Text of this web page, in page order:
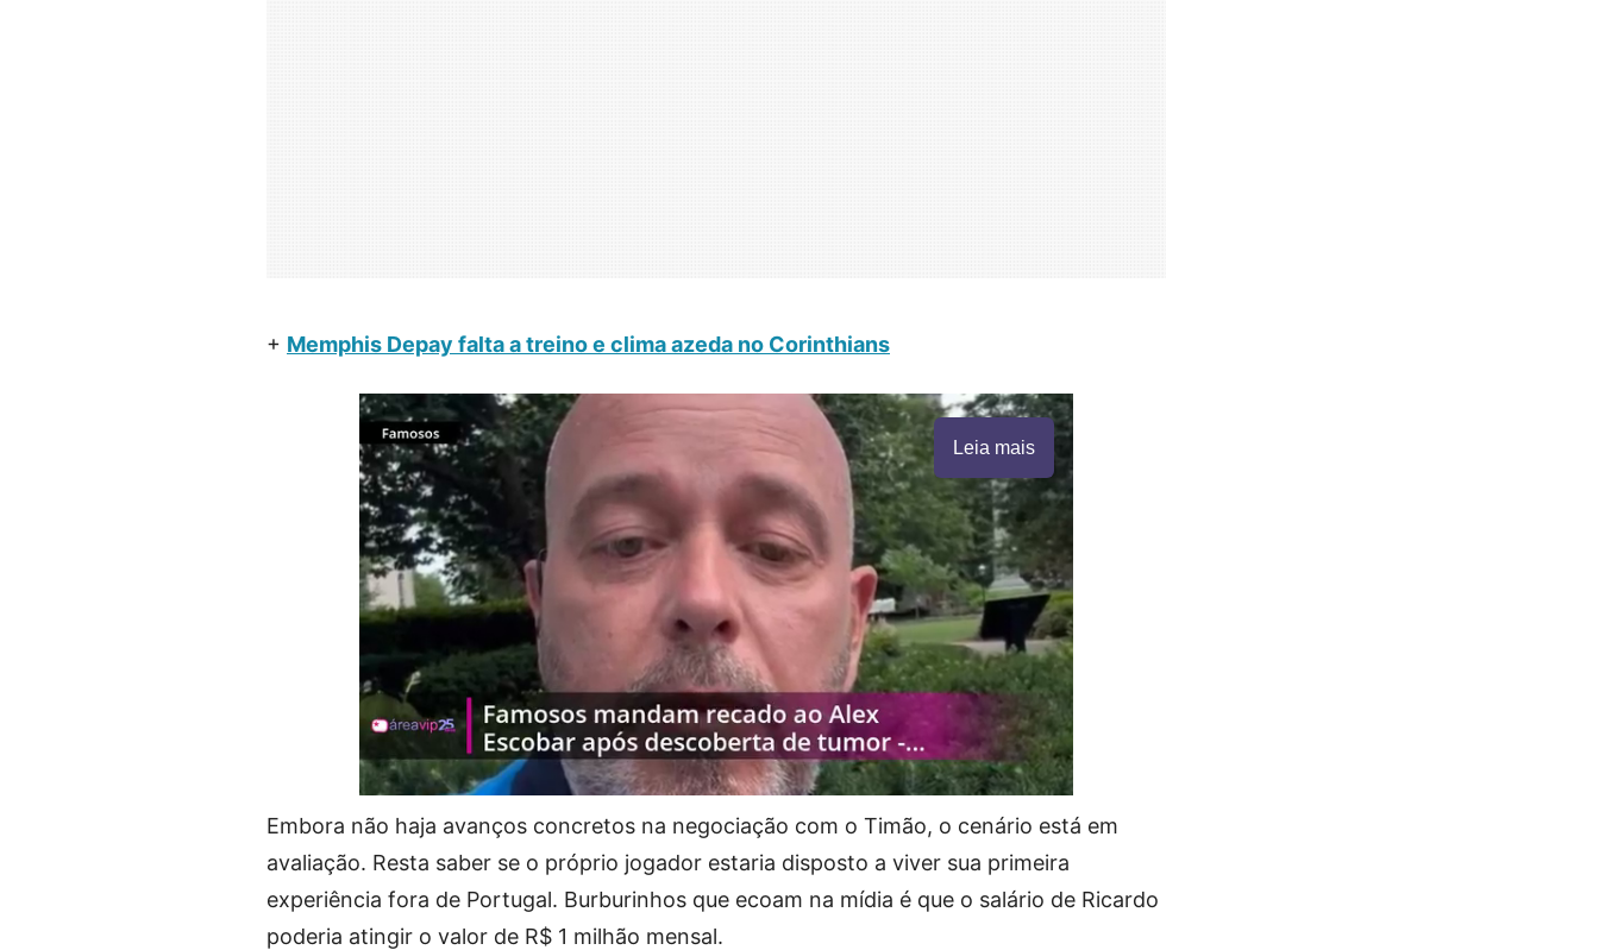
+ Memphis Depay falta a treino e clima azeda no Corinthians
Leia mais
Embora não haja avanços concretos na negociação com o Timão, o cenário está em
avaliação. Resta saber se o próprio jogador estaria disposto a viver sua primeira
experiência fora de Portugal. Burburinhos que ecoam na mídia é que o salário de Ricardo
poderia atingir o valor de R$ 1 milhão mensal.